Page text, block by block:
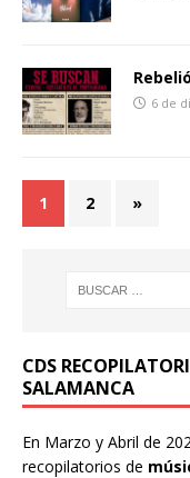
6 de
1 2 »
CDS
SALAMANCA
En Marzo y Abril de
recopilatorios de